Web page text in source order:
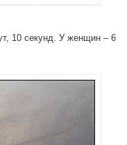
10 секунд. У женщин – 6